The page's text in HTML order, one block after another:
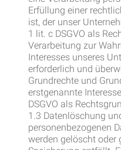
Erfüllung einer
ist, der unser
1 lit. c DSGVO als
Verarbeitung zur
Interesses unseres
erforderlich und
Grundrechte und
erstgenannte
DSGVO als
1.3 Datenlöschung
personenbezogenen
werden gelöscht oder